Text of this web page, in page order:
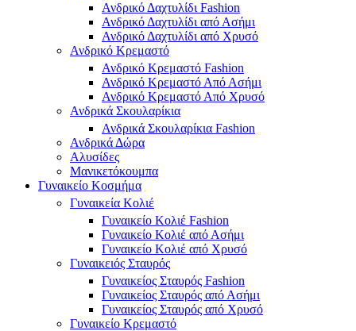
Ανδρικό Δαχτυλίδι Fashion
Ανδρικό Δαχτυλίδι από Ασήμι
Ανδρικό Δαχτυλίδι από Χρυσό
Ανδρικό Κρεμαστό
Ανδρικό Κρεμαστό Fashion
Ανδρικό Κρεμαστό Από Ασήμι
Ανδρικό Κρεμαστό Από Χρυσό
Ανδρικά Σκουλαρίκια
Ανδρικά Σκουλαρίκια Fashion
Ανδρικά Δώρα
Αλυσίδες
Μανικετόκουμπα
Γυναικείο Κοσμήμα
Γυναικεία Κολιέ
Γυναικείο Κολιέ Fashion
Γυναικείο Κολιέ από Ασήμι
Γυναικείο Κολιέ από Χρυσό
Γυναικειός Σταυρός
Γυναικείος Σταυρός Fashion
Γυναικείος Σταυρός από Ασήμι
Γυναικείος Σταυρός από Χρυσό
Γυναικείο Κρεμαστό